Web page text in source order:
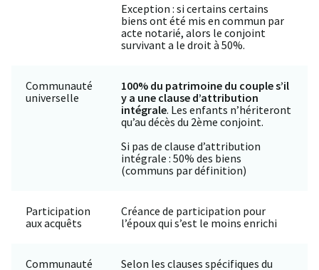
Exception : si certains certains
biens ont été mis en commun par
acte notarié, alors le conjoint
survivant a le droit à 50%.
Communauté
universelle
100% du patrimoine du couple s’il
y a une clause d’attribution
intégrale. Les enfants n’hériteront
qu’au décès du 2ème conjoint.
Si pas de clause d’attribution
intégrale : 50% des biens
(communs par définition)
Participation
aux acquêts
Créance de participation pour
l’époux qui s’est le moins enrichi
Communauté
Selon les clauses spécifiques du